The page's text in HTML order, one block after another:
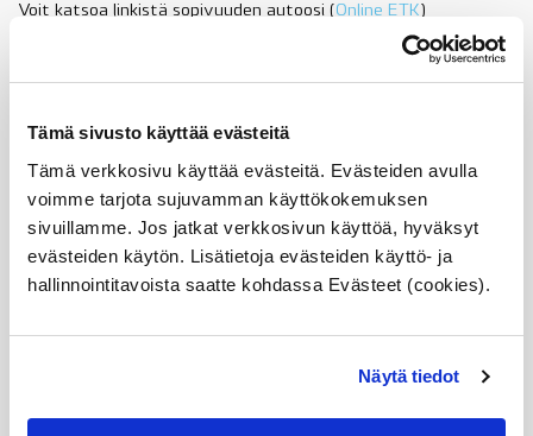
Tämä sivusto käyttää evästeitä
Tämä verkkosivu käyttää evästeitä. Evästeiden avulla
voimme tarjota sujuvamman käyttökokemuksen
sivuillamme. Jos jatkat verkkosivun käyttöä, hyväksyt
evästeiden käytön. Lisätietoja evästeiden käyttö- ja
hallinnointitavoista saatte kohdassa Evästeet (cookies).
Näytä tiedot
Voit katsoa linkistä sopivuuden autoosi ( Online ETK )
öljypumpun
N40,
N42,
N45,
N46N,
OE
Lisää ostoskoriin
Tuotekuvaus
Sopii seuraaviin automalleihin